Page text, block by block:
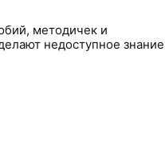
методичек и
недоступное знание